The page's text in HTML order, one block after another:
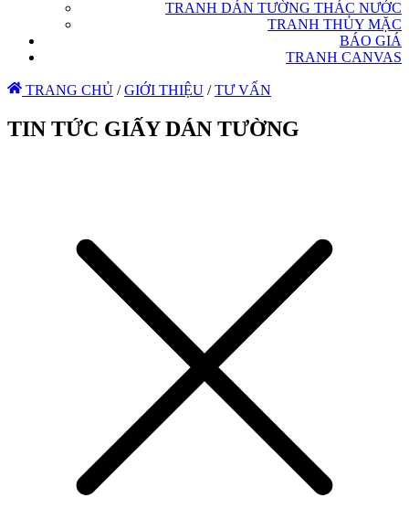
TRANH DÁN TƯỜNG THÁC NƯỚC
TRANH THỦY MẶC
BÁO GIÁ
TRANH CANVAS
TRANG CHỦ / GIỚI THIỆU / TƯ VẤN
TIN TỨC GIẤY DÁN TƯỜNG